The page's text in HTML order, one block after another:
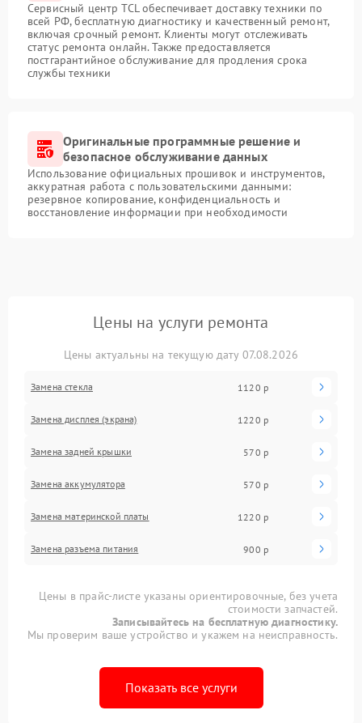
Сервисный центр TCL обеспечивает доставку техники по
всей РФ, бесплатную диагностику и качественный ремонт,
включая срочный ремонт. Клиенты могут отслеживать
статус ремонта онлайн. Также предоставляется
постгарантийное обслуживание для продления срока
службы техники
Оригинальные программные решение и
безопасное обслуживание данных
Использование официальных прошивок и инструментов,
аккуратная работа с пользовательскими данными:
резервное копирование, конфиденциальность и
восстановление информации при необходимости
Цены на услуги ремонта
Цены актуальны на текущую дату 07.08.2026
Замена стекла 1120 р
Замена дисплея (экрана) 1220 р
Замена задней крышки 570 р
Замена аккумулятора 570 р
Замена материнской платы 1220 р
Замена разъема питания 900 р
Цены в прайс-листе указаны ориентировочные, без учета
стоимости запчастей.
Записывайтесь на бесплатную диагностику.
Мы проверим ваше устройство и укажем на неисправность.
Показать все услуги